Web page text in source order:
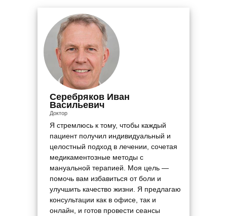
Серебряков Иван
Васильевич
Доктор
Я стремлюсь к тому, чтобы каждый
пациент получил индивидуальный и
целостный подход в лечении, сочетая
медикаментозные методы с
мануальной терапией. Моя цель —
помочь вам избавиться от боли и
улучшить качество жизни. Я предлагаю
консультации как в офисе, так и
онлайн, и готов провести сеансы